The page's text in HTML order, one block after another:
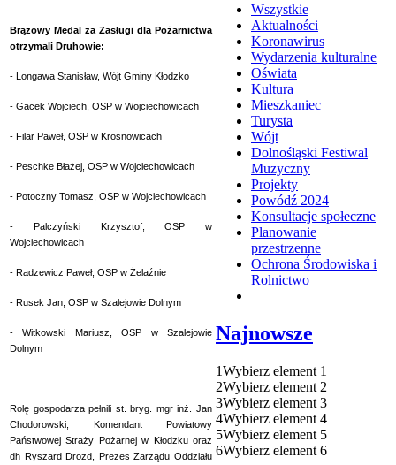
Brązowy Medal za Zasługi dla Pożarnictwa
otrzymali Druhowie:
- Longawa Stanisław, Wójt Gminy Kłodzko
- Gacek Wojciech, OSP w Wojciechowicach
- Filar Paweł, OSP w Krosnowicach
- Peschke Błażej, OSP w Wojciechowicach
- Potoczny Tomasz, OSP w Wojciechowicach
- Palczyński Krzysztof, OSP w
Wojciechowicach
- Radzewicz Paweł, OSP w Żelaźnie
- Rusek Jan, OSP w Szalejowie Dolnym
- Witkowski Mariusz, OSP w Szalejowie
Dolnym
Rolę gospodarza pełnili st. bryg. mgr inż. Jan
Chodorowski, Komendant Powiatowy
Państwowej Straży Pożarnej w Kłodzku oraz
dh Ryszard Drozd, Prezes Zarządu Oddziału
Wszystkie
Aktualności
Koronawirus
Wydarzenia kulturalne
Oświata
Kultura
Mieszkaniec
Turysta
Wójt
Dolnośląski Festiwal
Muzyczny
Projekty
Powódź 2024
Konsultacje społeczne
Planowanie
przestrzenne
Ochrona Środowiska i
Rolnictwo
Najnowsze
1Wybierz element 1
2Wybierz element 2
3Wybierz element 3
4Wybierz element 4
5Wybierz element 5
6Wybierz element 6